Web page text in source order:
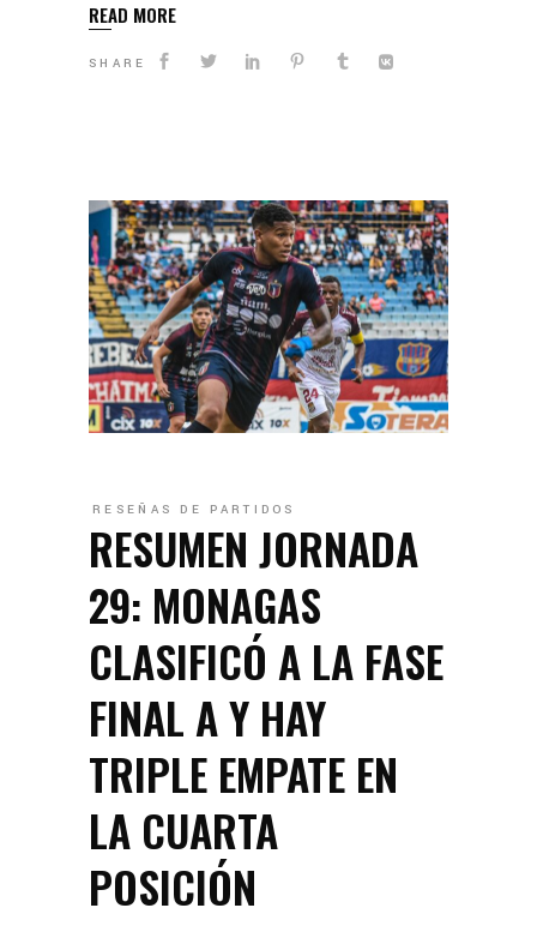
READ MORE
SHARE
RESEÑAS DE PARTIDOS
RESUMEN JORNADA
29: MONAGAS
CLASIFICÓ A LA FASE
FINAL A Y HAY
TRIPLE EMPATE EN
LA CUARTA
POSICIÓN